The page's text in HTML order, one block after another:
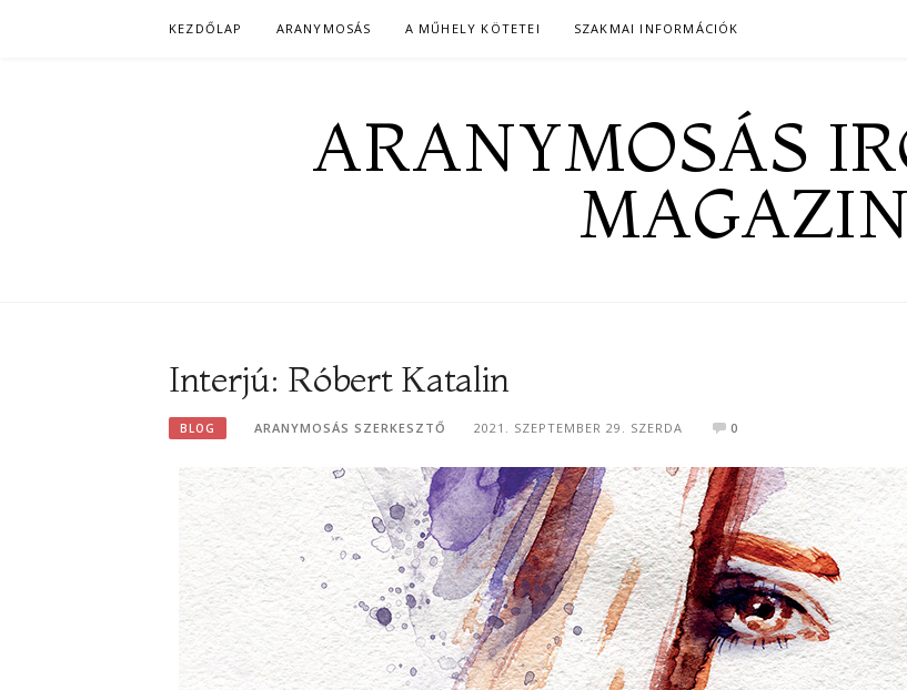
KEZDŐLAP ARANYMOSÁS A MŰHELY KÖTETEI SZAKMAI INFORMÁCIÓK
ARANYMOSÁS
MAGAZIN
Interjú: Róbert Katalin
BLOG ARANYMOSÁS SZERKESZTŐ 2021. SZEPTEMBER 29. SZERDA 0